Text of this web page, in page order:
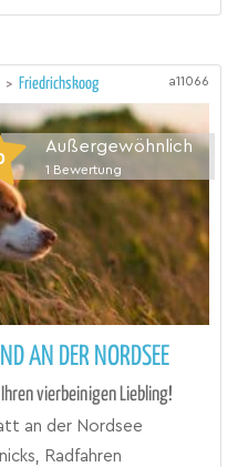
> Friedrichskoog a11066
Außergewöhnlich
1 Bewertung
AN DER NORDSEE
vierbeinigen Liebling!
an der Nordsee
Radfahren